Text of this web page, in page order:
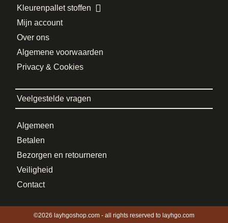
Kleurenpallet stoffen
Mijn account
Over ons
Algemene voorwaarden
Privacy & Cookies
Veelgestelde vragen
Algemeen
Betalen
Bezorgen en retourneren
Veiligheid
Contact
©2026 layhgoshop.com - all rights reserved to layhgo.com